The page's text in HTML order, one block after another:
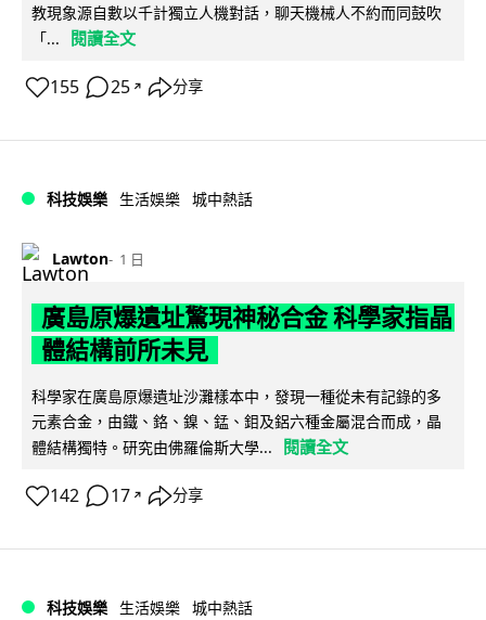
教現象源自數以千計獨立人機對話，聊天機械人不約而同鼓吹
「...
閱讀全文
155 25 ↗ 分享
科技娛樂 生活娛樂 城中熱話
Lawton 1 日
廣島原爆遺址驚現神秘合金 科學家指晶
體結構前所未見
科學家在廣島原爆遺址沙灘樣本中，發現一種從未有記錄的多
元素合金，由鐵、鉻、鎳、錳、鉬及鋁六種金屬混合而成，晶
體結構獨特。研究由佛羅倫斯大學...
閱讀全文
142 17 ↗ 分享
科技娛樂 生活娛樂 城中熱話